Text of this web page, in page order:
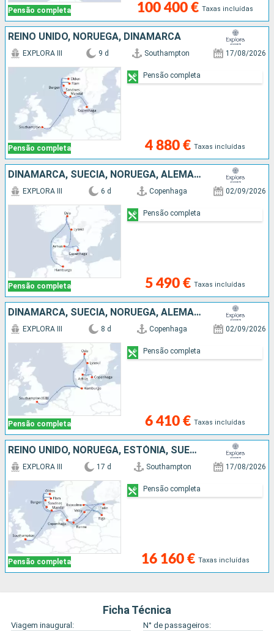
Pensão completa 100 400 € Taxas incluídas
REINO UNIDO, NORUEGA, DINAMARCA
Pensão completa
EXPLORA III 9 d Southampton 17/08/2026
4 880 € Taxas incluídas
Pensão completa
DINAMARCA, SUÉCIA, NORUEGA, ALEMANHA
Pensão completa
EXPLORA III 6 d Copenhaga 02/09/2026
5 490 € Taxas incluídas
Pensão completa
DINAMARCA, SUÉCIA, NORUEGA, ALEMANHA, REINO UNIDO
Pensão completa
EXPLORA III 8 d Copenhaga 02/09/2026
6 410 € Taxas incluídas
Pensão completa
REINO UNIDO, NORUEGA, ESTÓNIA, SUÉCIA, LETÓNIA, DINAMARCA
Pensão completa
EXPLORA III 17 d Southampton 17/08/2026
16 160 € Taxas incluídas
Pensão completa
Ficha Técnica
Viagem inaugural:
N° de passageiros: